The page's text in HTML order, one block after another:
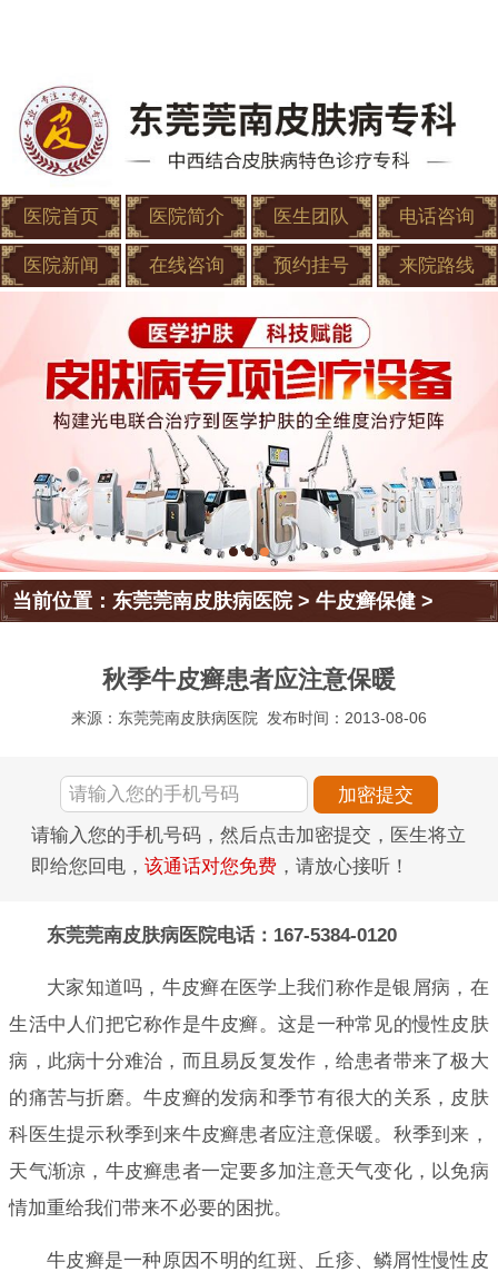
医院首页 医院简介 医生团队 电话咨询
医院新闻 在线咨询 预约挂号 来院路线
当前位置：东莞莞南皮肤病医院>牛皮癣保健 >
秋季牛皮癣患者应注意保暖
来源：东莞莞南皮肤病医院 发布时间：2013-08-06
请输入您的手机号码，然后点击加密提交，医生将立
即给您回电， 该通话对您免费 ，请放心接听！
东莞莞南皮肤病医院电话：167-5384-0120
大家知道吗，牛皮癣在医学上我们称作是银屑病，在
生活中人们把它称作是牛皮癣。这是一种常见的慢性皮肤
病，此病十分难治，而且易反复发作，给患者带来了极大
的痛苦与折磨。牛皮癣的发病和季节有很大的关系，皮肤
科医生提示秋季到来牛皮癣患者应注意保暖。秋季到来，
天气渐凉，牛皮癣患者一定要多加注意天气变化，以免病
情加重给我们带来不必要的困扰。
牛皮癣是一种原因不明的红斑、丘疹、鳞屑性慢性皮